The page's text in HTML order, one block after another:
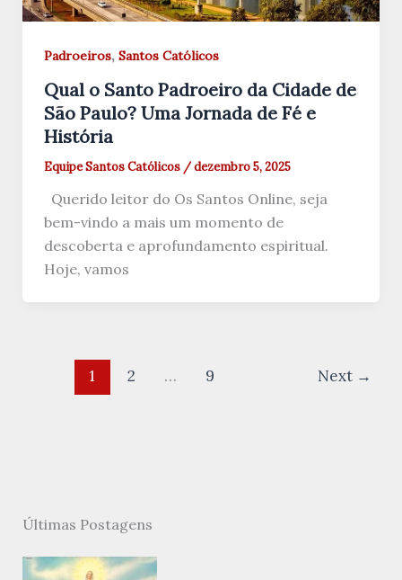
Padroeiros, Santos Católicos
Qual o Santo Padroeiro da Cidade de
São Paulo? Uma Jornada de Fé e
História
Equipe Santos Católicos /dezembro 5, 2025
Querido leitor do Os Santos Online, seja
bem-vindo a mais um momento de
descoberta e aprofundamento espiritual.
Hoje, vamos
1 2 … 9 Next →
Últimas Postagens